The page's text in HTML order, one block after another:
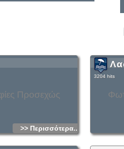
Προσεχώς
>> Περισσότερα...
3204 hits